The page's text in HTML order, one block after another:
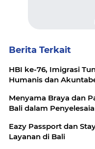
Berita Terkait
HBI ke-76, Imigrasi
Humanis dan
Menyama Braya dan
Bali dalam
Eazy Passport dan
Layanan di Bali